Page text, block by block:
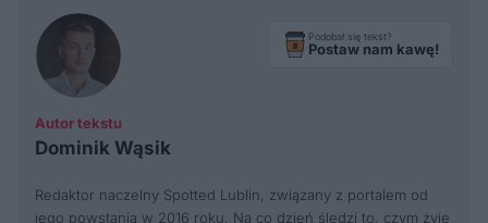
Autor tekstu
Dominik Wąsik
Podobał się tekst?
Postaw nam kawę!
Redaktor naczelny Spotted Lublin, związany z portalem od
jego powstania w 2016 roku. Na co dzień śledzi to, czym żyje